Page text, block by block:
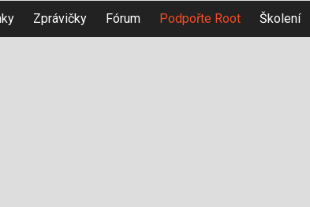
Zprávičky Fórum Podpořte Root Školení